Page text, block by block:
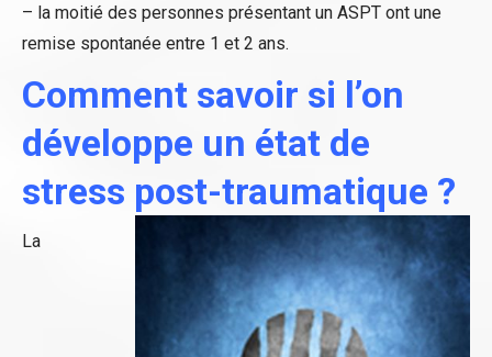
– la moitié des personnes présentant un ASPT ont une
remise spontanée entre 1 et 2 ans.
Comment savoir si l’on
développe un état de
stress post-traumatique ?
La